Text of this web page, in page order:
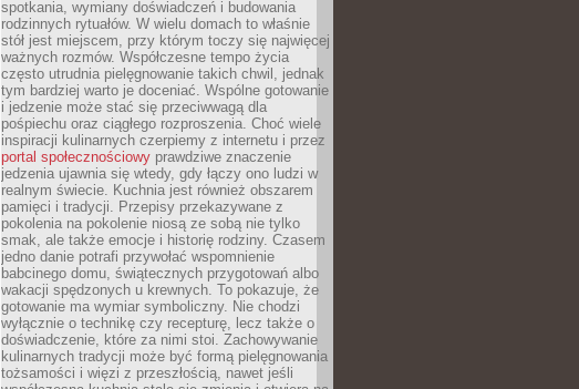
spotkania, wymiany doświadczeń i budowania
rodzinnych rytuałów. W wielu domach to właśnie
stół jest miejscem, przy którym toczy się najwięcej
ważnych rozmów. Współczesne tempo życia
często utrudnia pielęgnowanie takich chwil, jednak
tym bardziej warto je doceniać. Wspólne gotowanie
i jedzenie może stać się przeciwwagą dla
pośpiechu oraz ciągłego rozproszenia. Choć wiele
inspiracji kulinarnych czerpiemy z internetu i przez
portal społecznościowy prawdziwe znaczenie
jedzenia ujawnia się wtedy, gdy łączy ono ludzi w
realnym świecie. Kuchnia jest również obszarem
pamięci i tradycji. Przepisy przekazywane z
pokolenia na pokolenie niosą ze sobą nie tylko
smak, ale także emocje i historię rodziny. Czasem
jedno danie potrafi przywołać wspomnienie
babcinego domu, świątecznych przygotowań albo
wakacji spędzonych u krewnych. To pokazuje, że
gotowanie ma wymiar symboliczny. Nie chodzi
wyłącznie o technikę czy recepturę, lecz także o
doświadczenie, które za nimi stoi. Zachowywanie
kulinarnych tradycji może być formą pielęgnowania
tożsamości i więzi z przeszłością, nawet jeśli